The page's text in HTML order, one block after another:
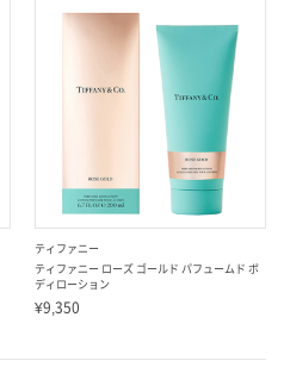
ティファニー
ティファニー ローズ ゴールド パフュームド ボ
ディローション
¥9,350